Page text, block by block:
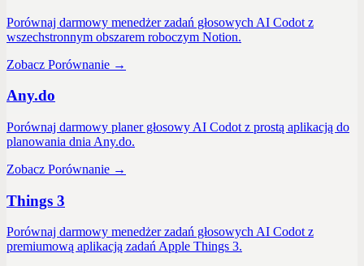
Porównaj darmowy menedżer zadań głosowych AI Codot z
wszechstronnym obszarem roboczym Notion.
Zobacz Porównanie →
Any.do
Porównaj darmowy planer głosowy AI Codot z prostą aplikacją do
planowania dnia Any.do.
Zobacz Porównanie →
Things 3
Porównaj darmowy menedżer zadań głosowych AI Codot z
premiumową aplikacją zadań Apple Things 3.